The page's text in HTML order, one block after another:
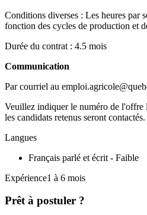
Conditions diverses : Les heures par
fonction des cycles de production et
Durée du contrat : 4.5 mois
Communication
Par courriel au
Veuillez indiquer le numéro de l'offre
les candidats retenus seront contactés.
Langues
Français parlé et écrit - Faible
Expérience1 à 6 mois
Prêt à postuler ?